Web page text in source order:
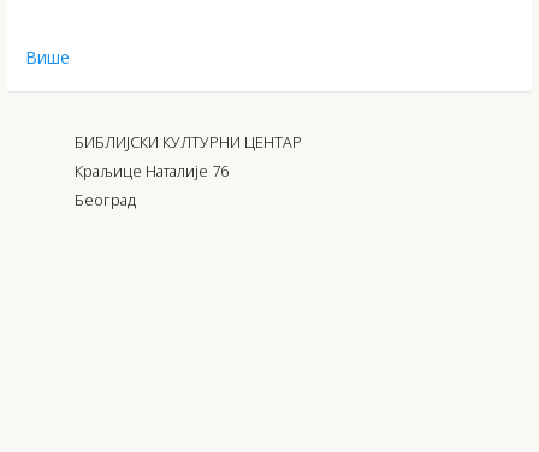
Више
БИБЛИЈСКИ КУЛТУРНИ ЦЕНТАР
Краљице Наталије 76
Београд